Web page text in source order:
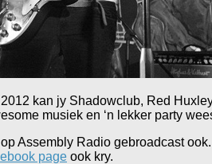
kan jy Shadowclub, Red
musiek en ‘n lekker party
Assembly Radio gebroadcast
page ook kry.